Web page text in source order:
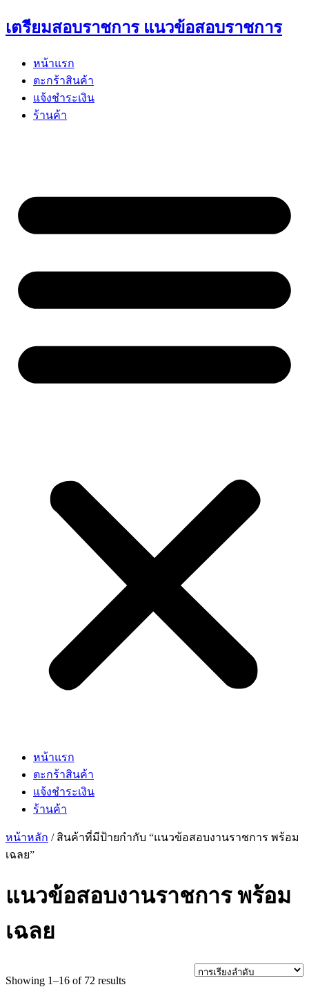
Skip
to
เตรียมสอบราชการ แนวข้อสอบราชการ
หน้าแรก
ตะกร้าสินค้า
แจ้งชำระเงิน
ร้านค้า
หน้าแรก
ตะกร้าสินค้า
แจ้งชำระเงิน
ร้านค้า
หน้าหลัก / สินค้าที่มีป้ายกำกับ “แนวข้อสอบงานราชการ พร้อม
เฉลย”
แนวข้อสอบงานราชการ พร้อม
เฉลย
Showing 1–16 of 72 results